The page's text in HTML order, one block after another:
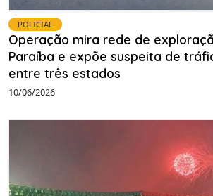
POLICIAL
Operação mira rede de
Paraíba e expõe suspeita de
entre três estados
10/06/2026